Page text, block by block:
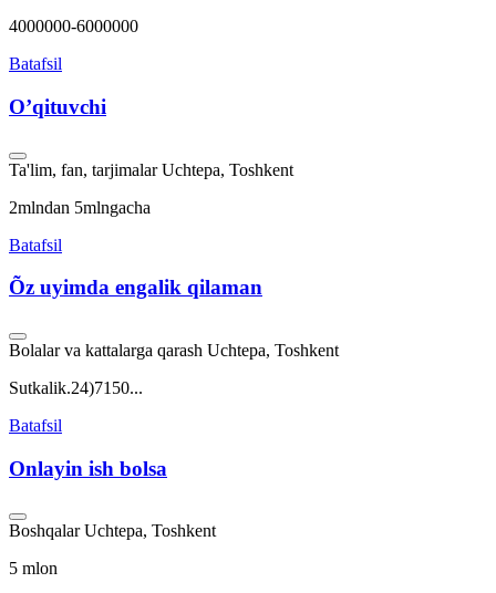
4000000-6000000
Batafsil
O’qituvchi
Ta'lim, fan, tarjimalar Uchtepa, Toshkent
2mlndan 5mlngacha
Batafsil
Õz uyimda engalik qilaman
Bolalar va kattalarga qarash Uchtepa, Toshkent
Sutkalik.24)7150...
Batafsil
Onlayin ish bolsa
Boshqalar Uchtepa, Toshkent
5 mlon